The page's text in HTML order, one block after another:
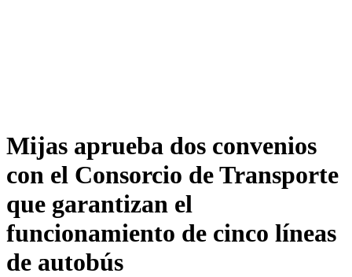
Mijas aprueba dos convenios
con el Consorcio de Transporte
que garantizan el
funcionamiento de cinco líneas
de autobús